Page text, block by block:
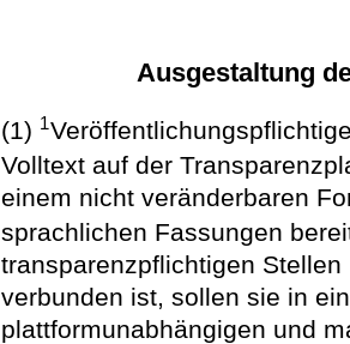
Ausgestaltung
(1) 1
Volltext auf der
einem nicht veränderbaren
sprachlichen Fassungen
transparenzpflichtigen
verbunden ist, sollen sie in
plattformunabhängigen und